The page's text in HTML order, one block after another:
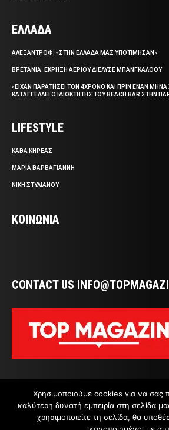
ΕΛΛΑΔΑ
ΑΛΕΞΑΝΤΡΟΦ: «ΣΤΗΝ ΕΛΛΑΔΑ ΜΑΣ ΥΠΟΤΙΜΗΣΑΝ»
ΒΡΕΤΑΝΙΑ: ΕΚΡΗΞΗ ΑΕΡΙΟΥ ΔΙΕΛΥΣΕ ΜΠΑΝΓΚΑΛΟΟΥ
«ΕΙΧΑΝ ΠΑΡΑΤΗΣΕΙ ΤΟΝ 4ΧΡΟΝΟ ΚΑΙ ΠΡΙΝ ΕΝΑΝ ΜΗΝΑ
ΚΑΤΑΓΓΕΛΛΕΙ Ο ΙΔΙΟΚΤΗΤΗΣ ΤΟΥ BEACH BAR ΣΤΗΝ
LIFESTYLE
ΚΑΒΑ ΚΗΡΕΑΣ
ΜΑΡΙΑ ΒΑΡΒΑΓΙΑΝΝΗ
ΝΙΚΗ ΣΤΥΛΙΑΝΟΥ
ΚΟΙΝΩΝΙΑ
CONTACT US
Χρησιμοποιούμε cookies για να σας
καλύτερη δυνατή εμπειρία στη σελίδα
χρησιμοποιείτε τη σελίδα, θα